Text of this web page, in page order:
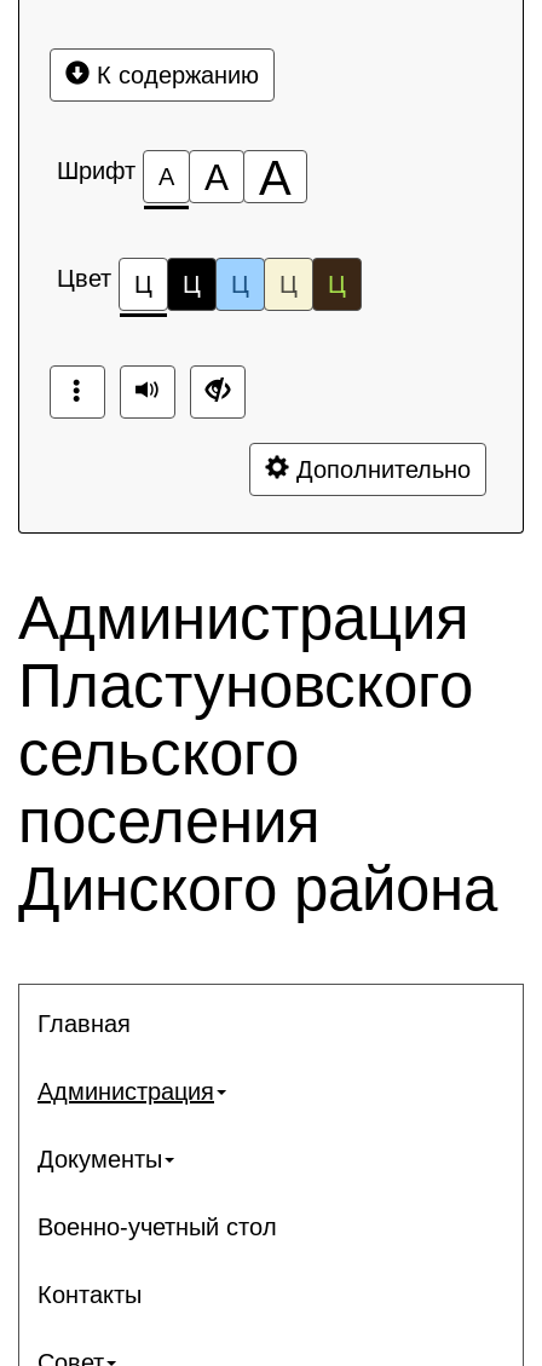
К содержанию
Шрифт А А А
Цвет Ц Ц Ц Ц Ц
Дополнительно
Администрация
Пластуновского
сельского
поселения
Динского района
Главная
Администрация
Документы
Военно-учетный стол
Контакты